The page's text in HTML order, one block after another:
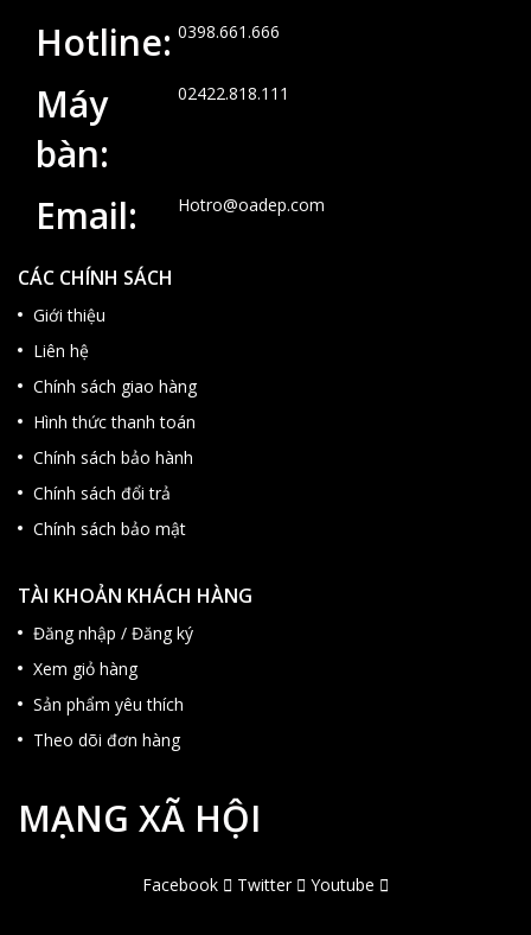
Hotline: 0398.661.666
Máy
bàn:
02422.818.111
Email: Hotro@oadep.com
CÁC CHÍNH SÁCH
Giới thiệu
Liên hệ
Chính sách giao hàng
Hình thức thanh toán
Chính sách bảo hành
Chính sách đổi trả
Chính sách bảo mật
TÀI KHOẢN KHÁCH HÀNG
Đăng nhập / Đăng ký
Xem giỏ hàng
Sản phẩm yêu thích
Theo dõi đơn hàng
MẠNG XÃ HỘI
Facebook Twitter Youtube